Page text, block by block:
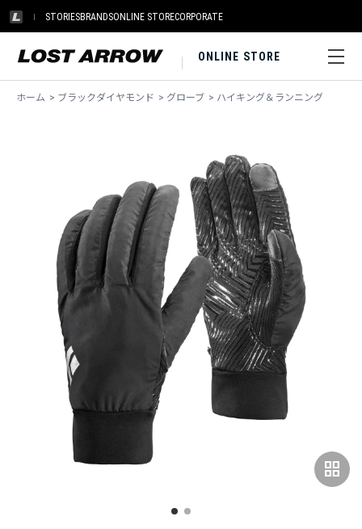
STORIESBRANDSONLINE STORECORPORATE
ONLINE STORE
ホーム > ブラックダイヤモンド > グローブ > ハイキング＆ランニング
grid_view